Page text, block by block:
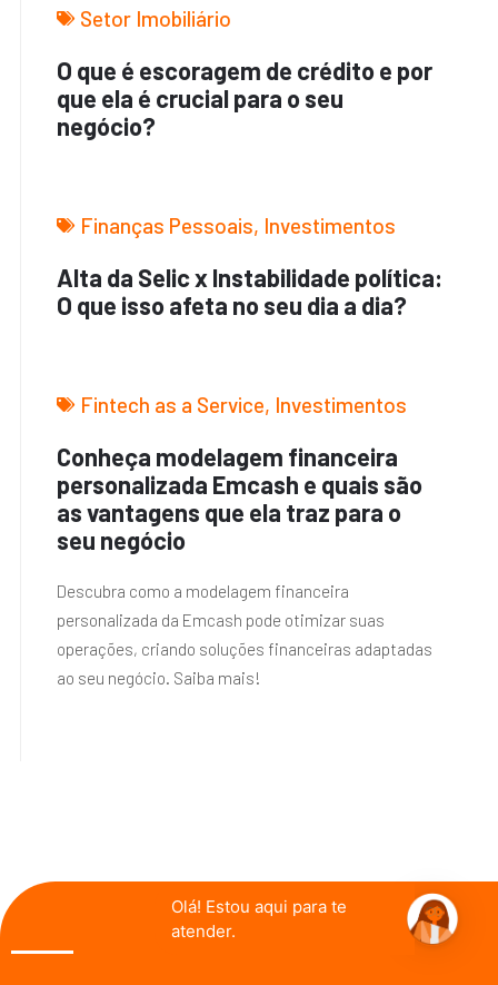
Setor Imobiliário
O que é escoragem de crédito e por
que ela é crucial para o seu
negócio?
Finanças Pessoais, Investimentos
Alta da Selic x Instabilidade política:
O que isso afeta no seu dia a dia?
Fintech as a Service, Investimentos
Conheça modelagem financeira
personalizada Emcash e quais são
as vantagens que ela traz para o
seu negócio
Descubra como a modelagem financeira
personalizada da Emcash pode otimizar suas
operações, criando soluções financeiras adaptadas
ao seu negócio. Saiba mais!
Olá! Estou aqui para te
atender.